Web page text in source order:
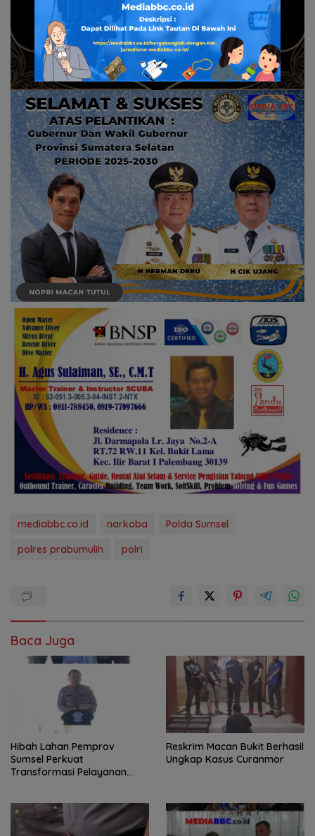
mediabbc.co.id narkoba
Polda Sumsel
polres prabumulih
polri
Baca Juga
Hibah Lahan Pemprov
Sumsel Perkuat
Transformasi Pelayanan
Reskrim Macan Bukit Berhasil
Ungkap Kasus Curanmor